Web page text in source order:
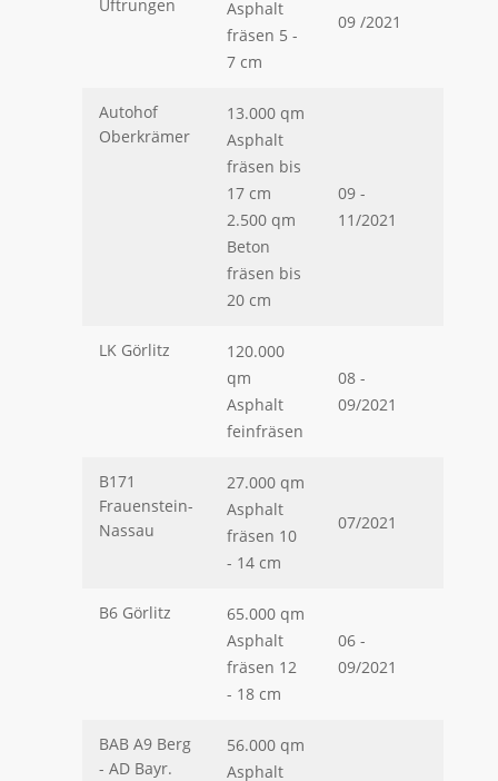
Uftrungen
Asphalt
fräsen 5 -
7 cm
09 /2021
Autohof
Oberkrämer
13.000 qm
Asphalt
fräsen bis
17 cm
2.500 qm
Beton
fräsen bis
20 cm
09 -
11/2021
LK Görlitz
120.000
qm
Asphalt
feinfräsen
08 -
09/2021
B171
Frauenstein-
Nassau
27.000 qm
Asphalt
fräsen 10
- 14 cm
07/2021
B6 Görlitz
65.000 qm
Asphalt
fräsen 12
- 18 cm
06 -
09/2021
BAB A9 Berg
- AD Bayr.
56.000 qm
Asphalt